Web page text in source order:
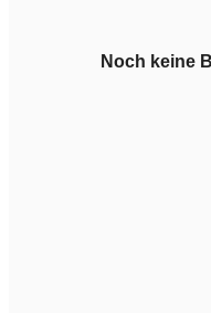
Noch keine